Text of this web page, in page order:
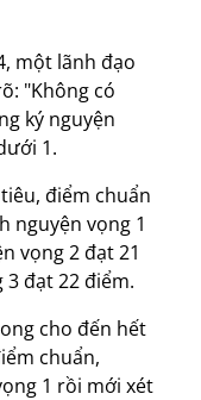
một lãnh đạo
"Không có
ký nguyện
1.
điểm chuẩn
nguyện vọng 1
vọng 2 đạt 21
3 đạt 22 điểm.
cho đến hết
chuẩn,
1 rồi mới xét